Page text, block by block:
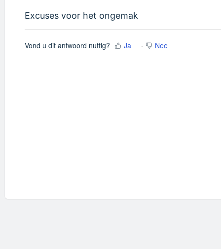
Excuses voor het ongemak
Vond u dit antwoord nuttig? Ja Nee